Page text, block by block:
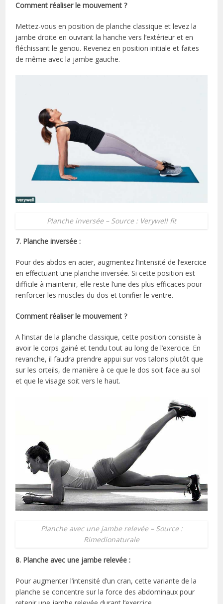
Comment réaliser le mouvement ?
Mettez-vous en position de planche classique et levez la
jambe droite en ouvrant la hanche vers l’extérieur et en
fléchissant le genou. Revenez en position initiale et faites
de même avec la jambe gauche.
Planche inversée – Source : Verywell fit
7. Planche inversée :
Pour des abdos en acier, augmentez l’intensité de l’exercice
en effectuant une planche inversée. Si cette position est
difficile à maintenir, elle reste l’une des plus efficaces pour
renforcer les muscles du dos et tonifier le ventre.
Comment réaliser le mouvement ?
A l’instar de la planche classique, cette position consiste à
avoir le corps gainé et tendu tout au long de l’exercice. En
revanche, il faudra prendre appui sur vos talons plutôt que
sur les orteils, de manière à ce que le dos soit face au sol
et que le visage soit vers le haut.
Planche avec une jambe relevée – Source :
Rimedionaturale
8. Planche avec une jambe relevée :
Pour augmenter l’intensité d’un cran, cette variante de la
planche se concentre sur la force des abdominaux pour